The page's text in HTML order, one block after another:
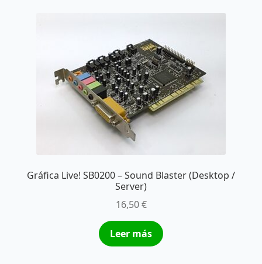
Gráfica Live! SB0200 – Sound Blaster (Desktop /
Server)
16,50€
Leer más